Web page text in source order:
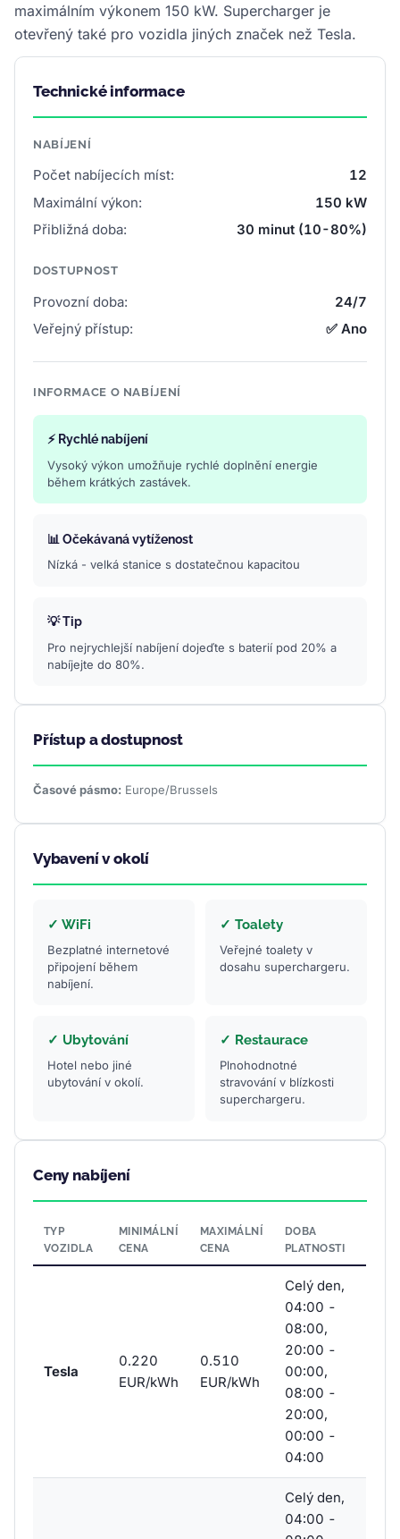
maximálním výkonem 150 kW. Supercharger je
otevřený také pro vozidla jiných značek než Tesla.
Technické informace
NABÍJENÍ
Počet nabíjecích míst:
12
Maximální výkon:
150 kW
Přibližná doba:
30 minut (10-80%)
DOSTUPNOST
Provozní doba:
24/7
Veřejný přístup:
✅ Ano
INFORMACE O NABÍJENÍ
⚡ Rychlé nabíjení
Vysoký výkon umožňuje rychlé doplnění energie
během krátkých zastávek.
📊 Očekávaná vytíženost
Nízká - velká stanice s dostatečnou kapacitou
💡 Tip
Pro nejrychlejší nabíjení dojeďte s baterií pod 20% a
nabíjejte do 80%.
Přístup a dostupnost
Časové pásmo: Europe/Brussels
Vybavení v okolí
✓ WiFi
Bezplatné internetové
připojení během
nabíjení.
✓ Toalety
Veřejné toalety v
dosahu superchargeru.
✓ Ubytování
Hotel nebo jiné
ubytování v okolí.
✓ Restaurace
Plnohodnotné
stravování v blízkosti
superchargeru.
Ceny nabíjení
TYP
VOZIDLA
MINIMÁLNÍ
CENA
MAXIMÁLNÍ
CENA
DOBA
PLATNOSTI
Tesla
0.220
EUR/kWh
0.510
EUR/kWh
Celý den,
04:00 -
08:00,
20:00 -
00:00,
08:00 -
20:00,
00:00 -
04:00
Celý den,
04:00 -